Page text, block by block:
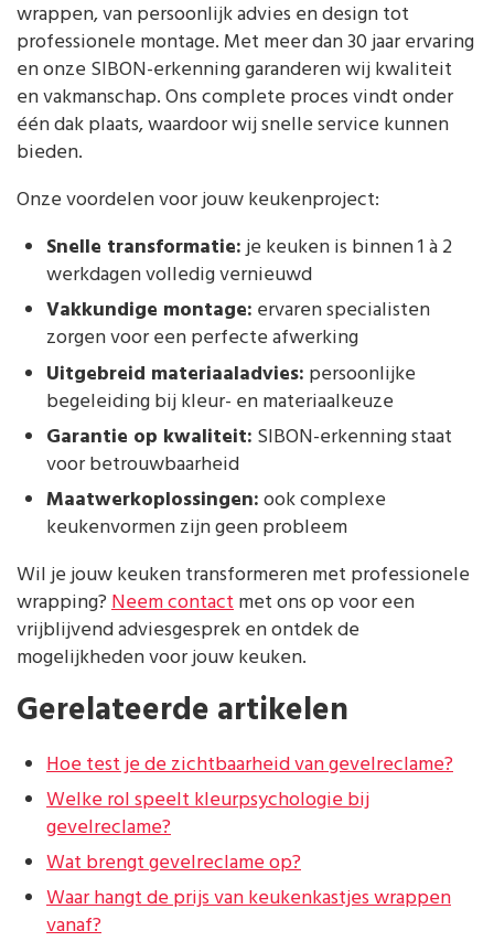
wrappen, van persoonlijk advies en design tot
professionele montage. Met meer dan 30 jaar ervaring
en onze SIBON-erkenning garanderen wij kwaliteit
en vakmanschap. Ons complete proces vindt onder
één dak plaats, waardoor wij snelle service kunnen
bieden.
Onze voordelen voor jouw keukenproject:
Snelle transformatie:je keuken is binnen 1 à 2
werkdagen volledig vernieuwd
Vakkundige montage: ervaren specialisten
zorgen voor een perfecte afwerking
Uitgebreid materiaaladvies: persoonlijke
begeleiding bij kleur- en materiaalkeuze
Garantie op kwaliteit: SIBON-erkenning staat
voor betrouwbaarheid
Maatwerkoplossingen:ook complexe
keukenvormen zijn geen probleem
Wil je jouw keuken transformeren met professionele
wrapping?Neem contactmet ons op voor een
vrijblijvend adviesgesprek en ontdek de
mogelijkheden voor jouw keuken.
Gerelateerde artikelen
Hoe test je de zichtbaarheid van gevelreclame?
Welke rol speelt kleurpsychologie bij
gevelreclame?
Wat brengt gevelreclame op?
Waar hangt de prijs van keukenkastjes wrappen
vanaf?